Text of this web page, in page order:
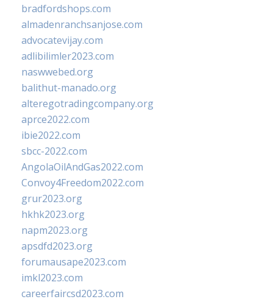
bradfordshops.com
almadenranchsanjose.com
advocatevijay.com
adlibilimler2023.com
naswwebed.org
balithut-manado.org
alteregotradingcompany.org
aprce2022.com
ibie2022.com
sbcc-2022.com
AngolaOilAndGas2022.com
Convoy4Freedom2022.com
grur2023.org
hkhk2023.org
napm2023.org
apsdfd2023.org
forumausape2023.com
imkl2023.com
careerfaircsd2023.com